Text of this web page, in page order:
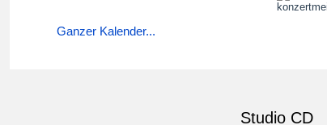
Ganzer Kalender...
Studio CD